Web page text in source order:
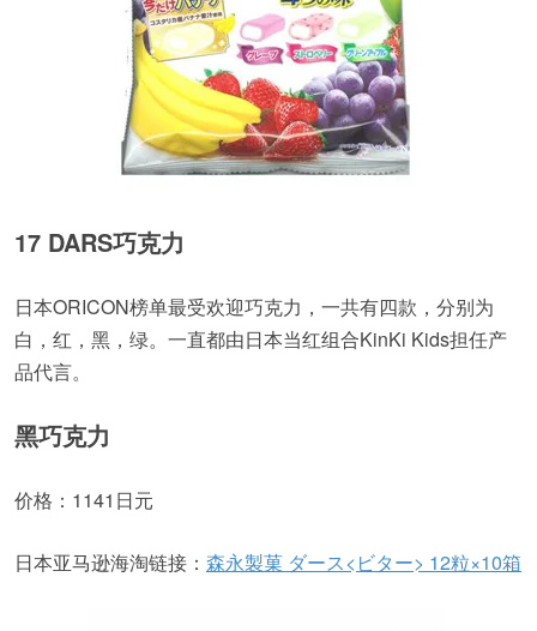
17 DARS巧克力
日本ORICON榜单最受欢迎巧克力，一共有四款，分别为
白，红，黑，绿。一直都由日本当红组合KinKi Kids担任产
品代言。
黑巧克力
价格：1141日元
日本亚马逊海淘链接： 森永製菓 ダース<ビター> 12粒×10箱